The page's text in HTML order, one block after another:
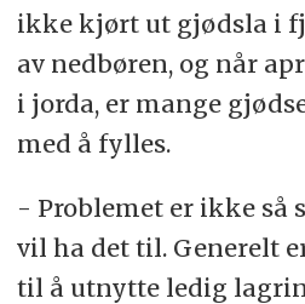
ikke kjørt ut gjødsla i
av nedbøren, og når
i jorda, er mange
med å fylles.
- Problemet er ikke så
vil ha det til. Generelt
til å utnytte ledig